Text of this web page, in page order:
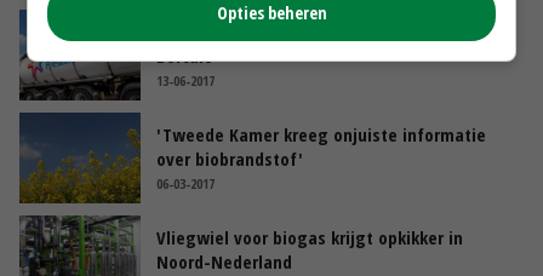
Een-op-een-leiding voor FrieslandCampina
Borculo
13-06-2017
'Tweede Kamer kreeg onjuiste informatie
over biobrandstof'
06-03-2017
Vliegwiel voor biogas krijgt opkikker in
Noord-Nederland
Opties beheren